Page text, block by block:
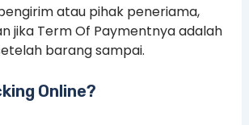
atau pihak peneriama,
jika Term Of Paymentnya adalah
barang sampai.
Online?